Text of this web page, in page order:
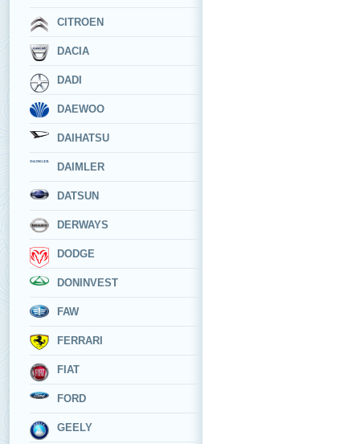
CITROEN
DACIA
DADI
DAEWOO
DAIHATSU
DAIMLER
DATSUN
DERWAYS
DODGE
DONINVEST
FAW
FERRARI
FIAT
FORD
GEELY